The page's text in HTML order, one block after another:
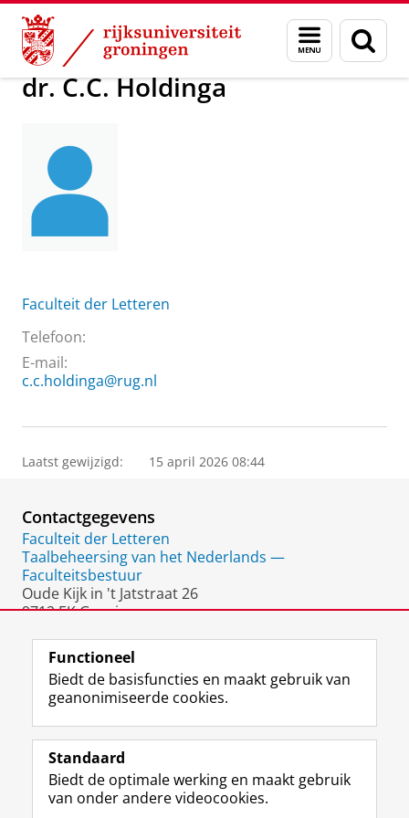
Skip
Content
Skip
Navigation
Menu
en
zoeken
Over ons dr. C.C. Holdinga
dr. C.C. Holdinga
Faculteit der Letteren
Telefoon:
E-mail:
c.c.holdinga@rug.nl
Laatst gewijzigd: 15 april 2026 08:44
Contactgegevens
Faculteit der Letteren
Taalbeheersing van het Nederlands —
Faculteitsbestuur
Oude Kijk in 't Jatstraat 26
9712 EK Groningen
Volg de RUG
F
a
e
b
L
i
k
e
R
S
-
f
I
n
t
Y
o
T
Studiekiezers
Functioneel
Biedt de basisfuncties en maakt gebruik van
geanonimiseerde cookies.
Standaard
Biedt de optimale werking en maakt gebruik
van onder andere videocookies.